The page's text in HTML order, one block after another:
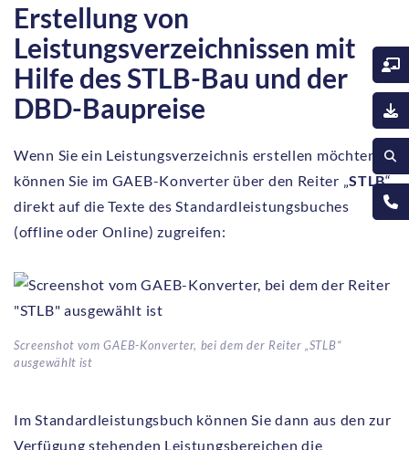
Erstellung von
Leistungsverzeichnissen mit
Hilfe des STLB-Bau und der
DBD-Baupreise
Wenn Sie ein Leistungsverzeichnis erstellen möchten,
können Sie im GAEB-Konverter über den Reiter „STLB“
direkt auf die Texte des Standardleistungsbuches
(offline oder Online) zugreifen:
Screenshot vom GAEB-Konverter, bei dem der Reiter „STLB“
ausgewählt ist
Im Standardleistungsbuch können Sie dann aus den zur
Verfügung stehenden Leistungsbereichen die